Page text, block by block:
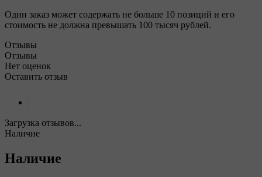
Один заказ может содержать не больше 10 позиций и его
стоимость не должна превышать 100 тысяч рублей.
Отзывы
Отзывы
Нет оценок
Оставить отзыв
Загрузка отзывов...
Наличие
Наличие